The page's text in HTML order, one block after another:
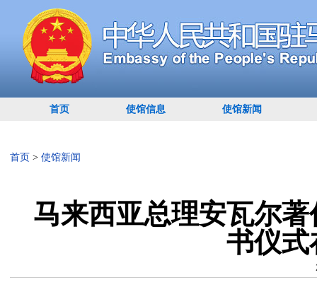
首页 使馆信息 使馆新闻
首页 > 使馆新闻
马来西亚总理安瓦尔
书仪式